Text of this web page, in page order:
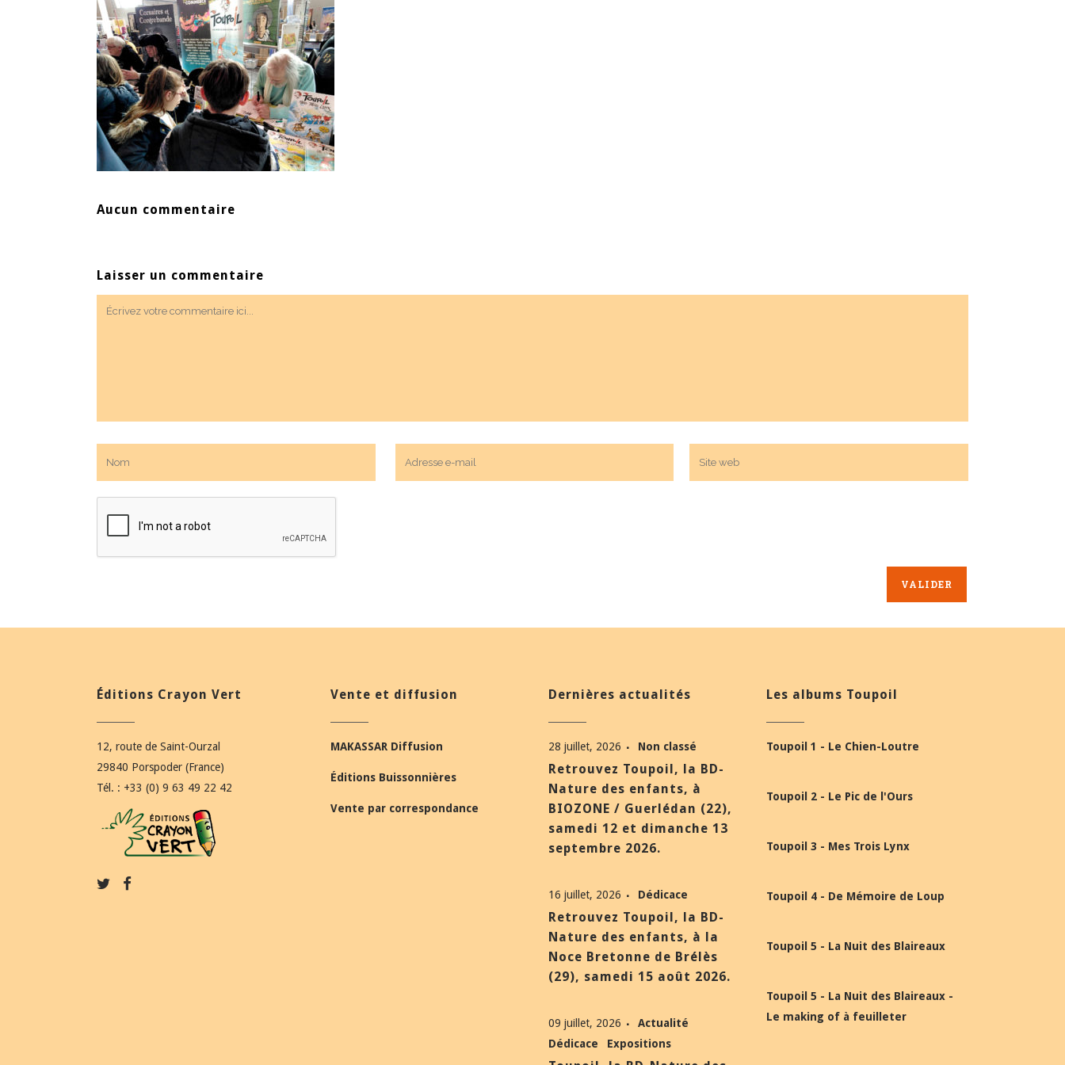
Aucun commentaire
Laisser un commentaire
Éditions Crayon Vert
12, route de Saint-Ourzal
29840 Porspoder (France)
Tél. : +33 (0) 9 63 49 22 42
Vente et diffusion
MAKASSAR Diffusion
Éditions Buissonnières
Vente par correspondance
Dernières actualités
28 juillet, 2026 Non classé
Retrouvez Toupoil, la BD-
Nature des enfants, à
BIOZONE / Guerlédan (22),
samedi 12 et dimanche 13
septembre 2026.
16 juillet, 2026 Dédicace
Retrouvez Toupoil, la BD-
Nature des enfants, à la
Noce Bretonne de Brélès
(29), samedi 15 août 2026.
09 juillet, 2026
Actualité
Dédicace
Expositions
Les albums Toupoil
Toupoil 1 - Le Chien-Loutre
Toupoil 2 - Le Pic de l'Ours
Toupoil 3 - Mes Trois Lynx
Toupoil 4 - De Mémoire de Loup
Toupoil 5 - La Nuit des Blaireaux
Toupoil 5 - La Nuit des Blaireaux -
Le making of à feuilleter